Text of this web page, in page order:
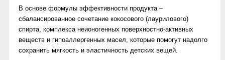
В основе формулы эффективности продукта –
сбалансированное сочетание кокосового (лаурилового)
спирта, комплекса неионогенных поверхностно-активных
веществ и гипоаллергенных масел, которые помогут надолго
сохранить мягкость и эластичность детских вещей.